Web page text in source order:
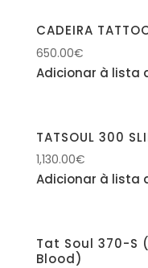
CADEIRA
650.00€
Adicionar à lista
TATSOUL 300
1,130.00€
Adicionar à lista
Tat Soul 370-S
Blood)